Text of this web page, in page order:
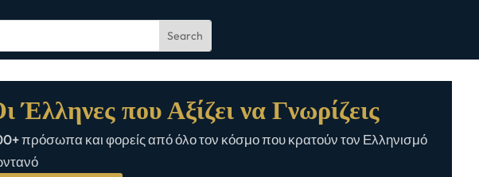
Έλληνες που Αξίζει να Γνωρίζεις
πρόσωπα και φορείς από όλο τον κόσμο που κρατούν τον Ελληνισμό